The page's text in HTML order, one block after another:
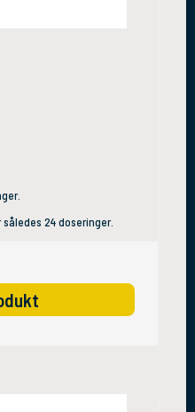
24 doseringer.